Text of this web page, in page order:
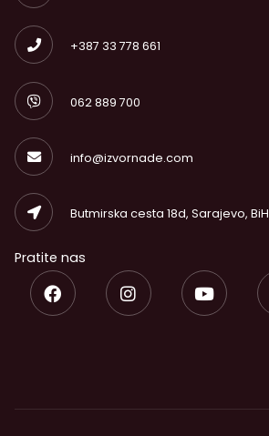
+387 33 778 661
062 889 700
info@izvornade.com
Butmirska cesta 18d, Sarajevo, BiH
Pratite nas